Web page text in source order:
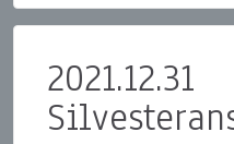
2021.12.31